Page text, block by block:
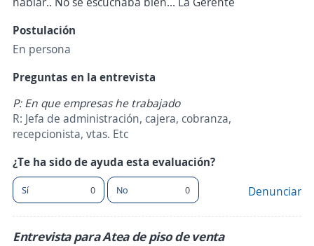
Postulación
En persona
Preguntas en la entrevista
P: En que empresas he trabajado
R: Jefa de administración, cajera, cobranza,
recepcionista, vtas. Etc
¿Te ha sido de ayuda esta evaluación?
Sí 0 No 0 Denunciar
Entrevista para Atea de piso de venta